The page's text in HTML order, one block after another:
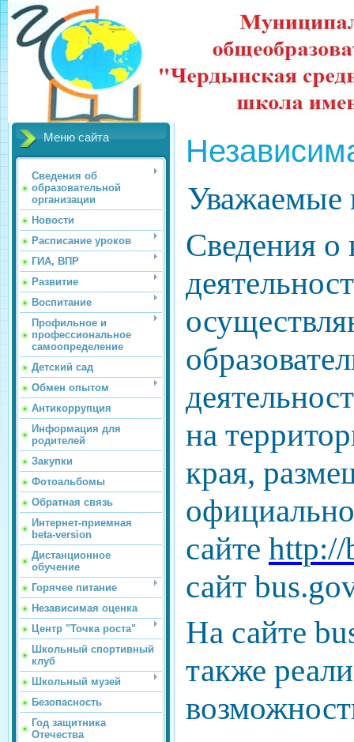
Меню сайта
Сведения об
образовательной
организации
Новости
Расписание уроков
ГИА, ВПР
Развитие
Воспитание
Профильное и
профессиональное
самоопределение
Детский сад
Обмен опытом
Антикоррупция
Информация для
родителей
Закупки
Фотоальбомы
Обратная связь
Интернет-приемная
beta-version
Дистанционное
обучение
Горячее питание
Независимая оценка
Центр "Точка роста"
Школьный спортивный
клуб
Школьный музей
Безопасность
Год защитника
Отечества
Уважаемые
Сведения о
на
края,
сайте http://
сайт
На сайте
также